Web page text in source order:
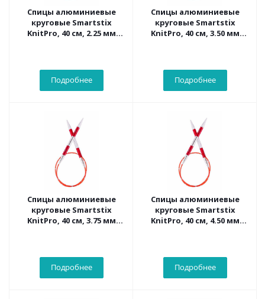
Спицы алюминиевые
круговые Smartstix
KnitPro, 40 см, 2.25 мм
Подробнее
Спицы алюминиевые
круговые Smartstix
KnitPro, 40 см, 3.50 мм
Подробнее
Спицы алюминиевые
круговые Smartstix
KnitPro, 40 см, 3.75 мм
Подробнее
Спицы алюминиевые
круговые Smartstix
KnitPro, 40 см, 4.50 мм
Подробнее